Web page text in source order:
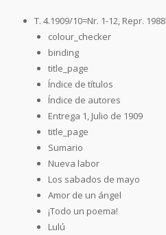
T. 4.1909/10=Nr. 1-12, Repr. 1988
colour_checker
binding
title_page
Índice de títulos
Índice de autores
Entrega 1, Julio de 1909
title_page
Sumario
Nueva labor
Los sabados de mayo
Amor de un ángel
¡Todo un poema!
Lulú